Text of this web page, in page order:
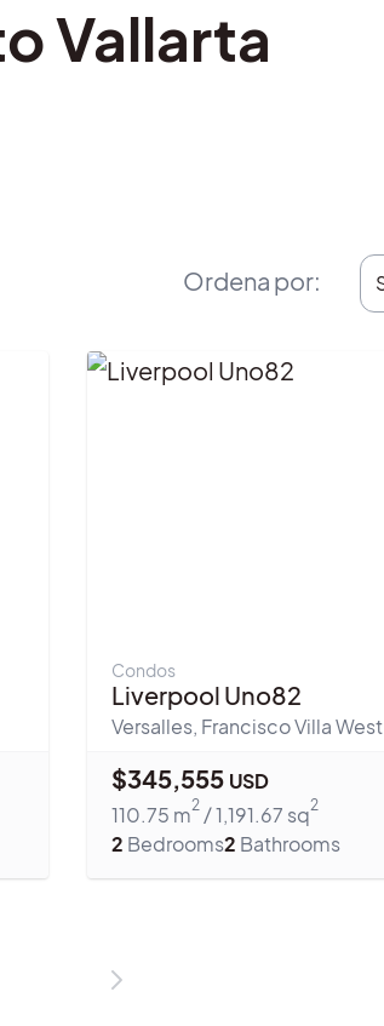
Vallarta
Ordena por:
Condos
Liverpool Uno82
Versalles, Francisco Villa West
$345,555 USD
110.75 m2 /1,191.67 sq2
2 Bedrooms2 Bathrooms